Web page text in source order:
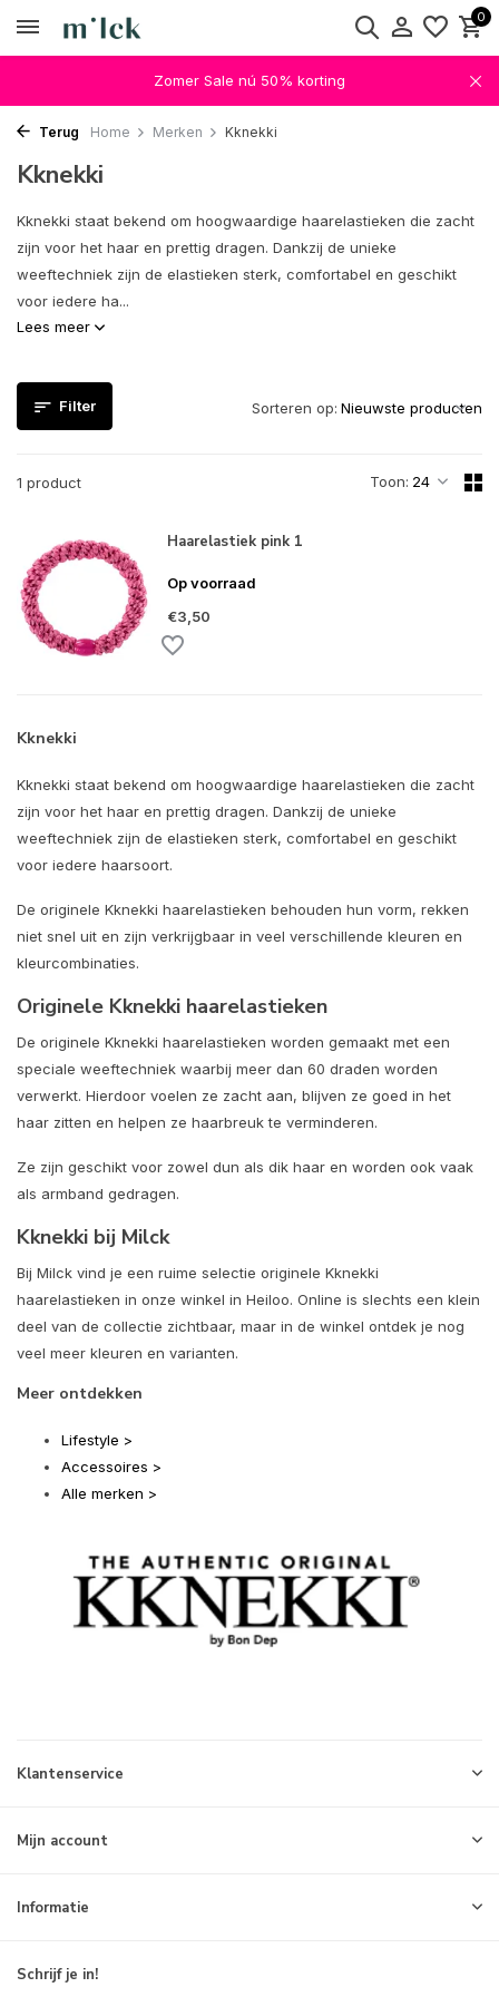
0
Zomer Sale nú 50% korting
Terug Home Merken Kknekki
Kknekki
Kknekki staat bekend om hoogwaardige haarelastieken die zacht
zijn voor het haar en prettig dragen. Dankzij de unieke
weeftechniek zijn de elastieken sterk, comfortabel en geschikt
voor iedere ha...
Lees meer
Filter
1 product Toon:
Sorteren op:
Haarelastiek pink 1
Op voorraad
€3,50
Kknekki
Kknekki staat bekend om hoogwaardige haarelastieken die zacht
zijn voor het haar en prettig dragen. Dankzij de unieke
weeftechniek zijn de elastieken sterk, comfortabel en geschikt
voor iedere haarsoort.
De originele Kknekki haarelastieken behouden hun vorm, rekken
niet snel uit en zijn verkrijgbaar in veel verschillende kleuren en
kleurcombinaties.
Originele Kknekki haarelastieken
De originele Kknekki haarelastieken worden gemaakt met een
speciale weeftechniek waarbij meer dan 60 draden worden
verwerkt. Hierdoor voelen ze zacht aan, blijven ze goed in het
haar zitten en helpen ze haarbreuk te verminderen.
Ze zijn geschikt voor zowel dun als dik haar en worden ook vaak
als armband gedragen.
Kknekki bij Milck
Bij Milck vind je een ruime selectie originele Kknekki
haarelastieken in onze winkel in Heiloo. Online is slechts een klein
deel van de collectie zichtbaar, maar in de winkel ontdek je nog
veel meer kleuren en varianten.
Meer ontdekken
Lifestyle >
Accessoires >
Alle merken >
Klantenservice
Mijn account
Informatie
Schrijf je in!